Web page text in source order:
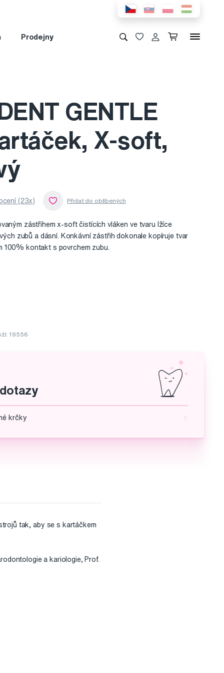
Prodejny
GENTLE
X-soft,
(23x)
zástřihem x-soft čistících vláken ve tvaru lžíce
zubů a dásní. Konkávní zástřih dokonale kopíruje tvar
100% kontakt s povrchem zubu.
19556
krčky
tak, aby se s kartáčkem
a kariologie, Prof.